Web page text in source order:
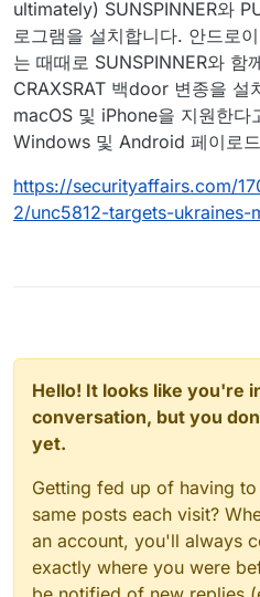
ultimately) SUNSPINNER와
로그램을 설치합니다. 안드로
는 때때로 SUNSPINNER와 함
CRAXSRAT 백door 변종을 설
macOS 및 iPhone을 지원한다
Windows 및 Android 페이로
https://securityaffairs.com/
2/unc5812-targets-ukraines-
Hello! It looks like you're
conversation, but you
yet.
Getting fed up of having
same posts each visit?
an account, you'll always
exactly where you were